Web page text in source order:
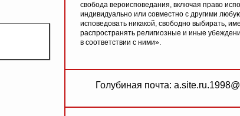
свобода вероисповедания, включая право
индивидуально или совместно с другими
исповедовать никакой, свободно выбирать,
распространять религиозные и иные
в соответствии с ними».
Голубиная почта: